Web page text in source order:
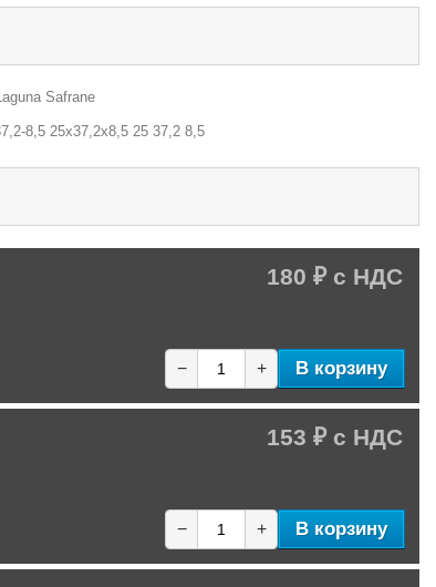
Safrane
8,5 25х37,2х8,5 25 37,2 8,5
180 ₽
− + В корзину
153 ₽
− + В корзину